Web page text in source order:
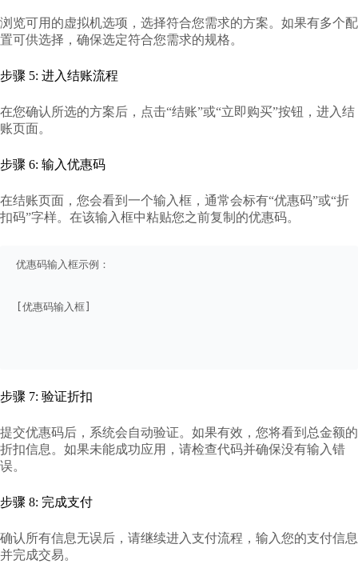
浏览可用的虚拟机选项，选择符合您需求的方案。如果有多个配
置可供选择，确保选定符合您需求的规格。
步骤 5: 进入结账流程
在您确认所选的方案后，点击“结账”或“立即购买”按钮，进入结
账页面。
步骤 6: 输入优惠码
在结账页面，您会看到一个输入框，通常会标有“优惠码”或“折
扣码”字样。在该输入框中粘贴您之前复制的优惠码。
优惠码输入框示例：
[优惠码输入框]
步骤 7: 验证折扣
提交优惠码后，系统会自动验证。如果有效，您将看到总金额的
折扣信息。如果未能成功应用，请检查代码并确保没有输入错
误。
步骤 8: 完成支付
确认所有信息无误后，请继续进入支付流程，输入您的支付信息
并完成交易。